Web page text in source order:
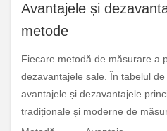
Avantajele și
metode
Fiecare metodă de măsurare a
dezavantajele sale. În tabelul
avantajele și dezavantajele
tradiționale și moderne de